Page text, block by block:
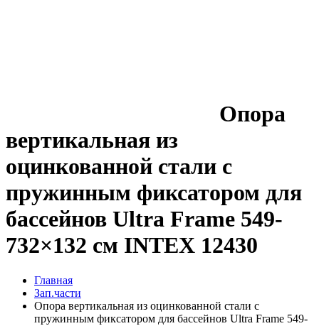
Опора
вертикальная из
оцинкованной стали c
пружинным фиксатором для
бассейнов Ultra Frame 549-
732×132 см INTEX 12430
Главная
Зап.части
Опора вертикальная из оцинкованной стали c
пружинным фиксатором для бассейнов Ultra Frame 549-